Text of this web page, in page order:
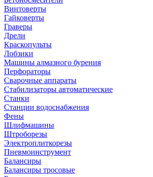
Винтоверты
Гайковерты
Граверы
Дрели
Краскопульты
Лобзики
Машины алмазного бурения
Перфораторы
Сварочные аппараты
Стабилизаторы автоматические
Станки
Станции водоснабжения
Фены
Шлифмашины
Штроборезы
Электроплиткорезы
Пневмоинструмент
Балансиры
Балансиры тросовые